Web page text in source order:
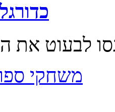
משחקי